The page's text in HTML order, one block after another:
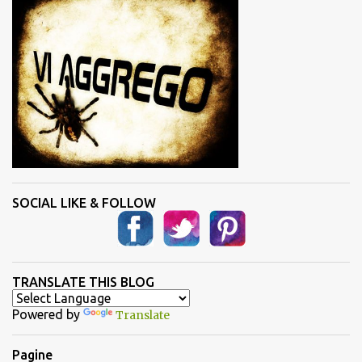
t
i
SOCIAL LIKE & FOLLOW
TRANSLATE THIS BLOG
Powered by Translate
Pagine